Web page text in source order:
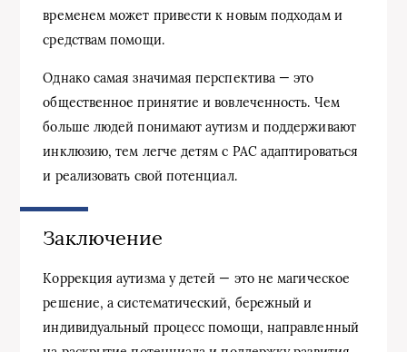
временем может привести к новым подходам и
средствам помощи.
Однако самая значимая перспектива — это
общественное принятие и вовлеченность. Чем
больше людей понимают аутизм и поддерживают
инклюзию, тем легче детям с РАС адаптироваться
и реализовать свой потенциал.
Заключение
Коррекция аутизма у детей — это не магическое
решение, а систематический, бережный и
индивидуальный процесс помощи, направленный